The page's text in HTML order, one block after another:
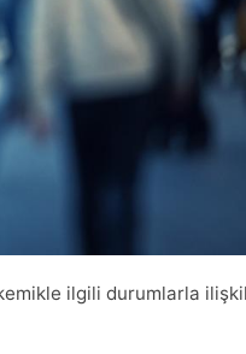
ilgili durumlarla